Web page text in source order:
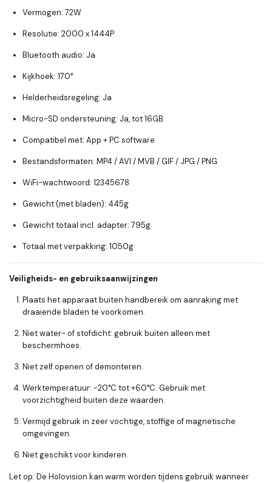
Vermogen:72W
Resolutie: 2000 x 1444P
Bluetooth audio: Ja
Kijkhoek: 170°
Helderheidsregeling: Ja
Micro-SD ondersteuning: Ja, tot 16GB
Compatibel met: App + PC software
Bestandsformaten: MP4 / AVI / MVB / GIF / JPG / PNG
WiFi-wachtwoord: 12345678
Gewicht (met bladen): 445g
Gewicht totaal incl. adapter:795g
Totaal met verpakking: 1050g
Veiligheids- en gebruiksaanwijzingen
Plaats het apparaat buiten handbereik om aanraking met
draaiende bladen te voorkomen.
Niet water- of stofdicht: gebruik buiten alleen met
beschermhoes.
Niet zelf openen of demonteren.
Werktemperatuur: -20°C tot +60°C. Gebruik met
voorzichtigheid buiten deze waarden.
Vermijd gebruik in zeer vochtige, stoffige of magnetische
omgevingen.
Niet geschikt voor kinderen.
Let op: De Holovision kan warm worden tijdens gebruik wanneer